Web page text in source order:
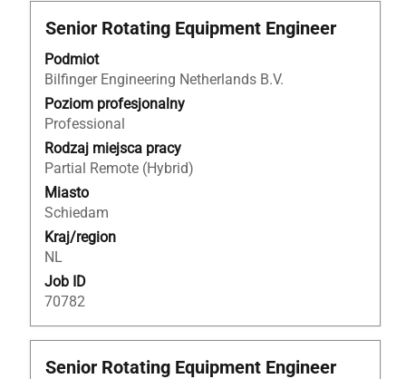
Tytuł
Senior Rotating Equipment Engineer
Podmiot
Bilfinger Engineering Netherlands B.V.
Poziom profesjonalny
Professional
Rodzaj miejsca pracy
Partial Remote (Hybrid)
Miasto
Schiedam
Kraj/region
NL
Job ID
70782
Zaznacz
pomocą
spacji,
aby
wyświetlić
pełną
treść
danych
oferty
pracy.
Tytuł
Senior Rotating Equipment Engineer
Zaznacz